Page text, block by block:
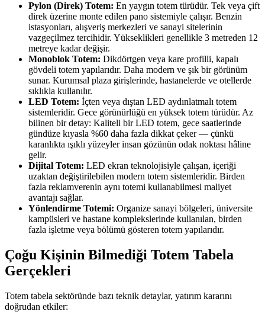
Pylon (Direk) Totem: En yaygın totem türüdür. Tek veya çift
direk üzerine monte edilen pano sistemiyle çalışır. Benzin
istasyonları, alışveriş merkezleri ve sanayi sitelerinin
vazgeçilmez tercihidir. Yükseklikleri genellikle 3 metreden 12
metreye kadar değişir.
Monoblok Totem: Dikdörtgen veya kare profilli, kapalı
gövdeli totem yapılarıdır. Daha modern ve şık bir görünüm
sunar. Kurumsal plaza girişlerinde, hastanelerde ve otellerde
sıklıkla kullanılır.
LED Totem: İçten veya dıştan LED aydınlatmalı totem
sistemleridir. Gece görünürlüğü en yüksek totem türüdür. Az
bilinen bir detay: Kaliteli bir LED totem, gece saatlerinde
gündüze kıyasla %60 daha fazla dikkat çeker — çünkü
karanlıkta ışıklı yüzeyler insan gözünün odak noktası hâline
gelir.
Dijital Totem: LED ekran teknolojisiyle çalışan, içeriği
uzaktan değiştirilebilen modern totem sistemleridir. Birden
fazla reklamverenin aynı totemi kullanabilmesi maliyet
avantajı sağlar.
Yönlendirme Totemi: Organize sanayi bölgeleri, üniversite
kampüsleri ve hastane komplekslerinde kullanılan, birden
fazla işletme veya bölümü gösteren totem yapılarıdır.
Çoğu Kişinin Bilmediği Totem Tabela
Gerçekleri
Totem tabela sektöründe bazı teknik detaylar, yatırım kararını
doğrudan etkiler: